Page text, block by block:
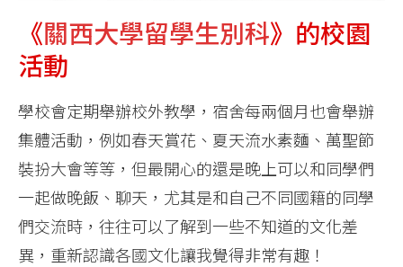
《關西大學留學生別科》的校園
活動
學校會定期舉辦校外教學，宿舍每兩個月也會舉辦
集體活動，例如春天賞花、夏天流水素麵、萬聖節
裝扮大會等等，但最開心的還是晚上可以和同學們
一起做晚飯、聊天，尤其是和自己不同國籍的同學
們交流時，往往可以了解到一些不知道的文化差
異，重新認識各國文化讓我覺得非常有趣！